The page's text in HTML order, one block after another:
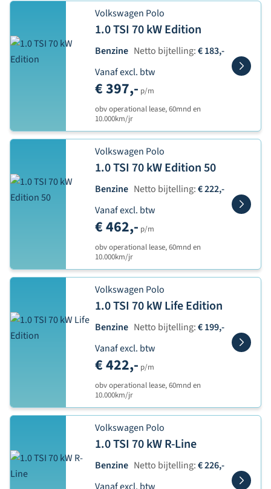
Volkswagen Polo
1.0 TSI 70 kW Edition
Benzine Netto bijtelling:€ 183,-
Vanaf excl. btw
€ 397,- p/m
obv operational lease, 60mnd en
10.000km/jr
Volkswagen Polo
1.0 TSI 70 kW Edition 50
Benzine Netto bijtelling:€ 222,-
Vanaf excl. btw
€ 462,- p/m
obv operational lease, 60mnd en
10.000km/jr
Volkswagen Polo
1.0 TSI 70 kW Life Edition
Benzine Netto bijtelling:€ 199,-
Vanaf excl. btw
€ 422,- p/m
obv operational lease, 60mnd en
10.000km/jr
Volkswagen Polo
1.0 TSI 70 kW R-Line
Benzine Netto bijtelling:€ 226,-